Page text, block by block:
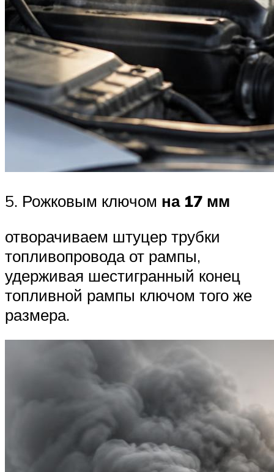
5. Рожковым ключом на 17 мм
отворачиваем штуцер трубки
топливопровода от рампы,
удерживая шестигранный конец
топливной рампы ключом того же
размера.